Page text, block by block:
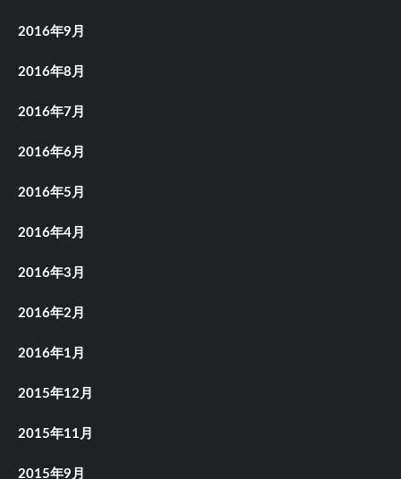
2016年9月
2016年8月
2016年7月
2016年6月
2016年5月
2016年4月
2016年3月
2016年2月
2016年1月
2015年12月
2015年11月
2015年9月